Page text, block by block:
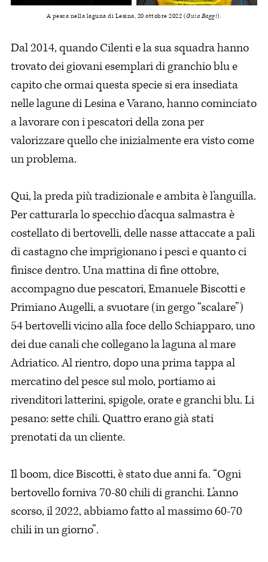
A pesca nella laguna di Lesina, 20 ottobre 2022 (Guia Baggi).
Dal 2014, quando Cilenti e la sua squadra hanno
trovato dei giovani esemplari di granchio blu e
capito che ormai questa specie si era insediata
nelle lagune di Lesina e Varano, hanno cominciato
a lavorare con i pescatori della zona per
valorizzare quello che inizialmente era visto come
un problema.
Qui, la preda più tradizionale e ambita è l’anguilla.
Per catturarla lo specchio d’acqua salmastra è
costellato di bertovelli, delle nasse attaccate a pali
di castagno che imprigionano i pesci e quanto ci
finisce dentro. Una mattina di fine ottobre,
accompagno due pescatori, Emanuele Biscotti e
Primiano Augelli, a svuotare (in gergo “scalare”)
54 bertovelli vicino alla foce dello Schiapparo, uno
dei due canali che collegano la laguna al mare
Adriatico. Al rientro, dopo una prima tappa al
mercatino del pesce sul molo, portiamo ai
rivenditori latterini, spigole, orate e granchi blu. Li
pesano: sette chili. Quattro erano già stati
prenotati da un cliente.
Il boom, dice Biscotti, è stato due anni fa. “Ogni
bertovello forniva 70-80 chili di granchi. L’anno
scorso, il 2022, abbiamo fatto al massimo 60-70
chili in un giorno”.